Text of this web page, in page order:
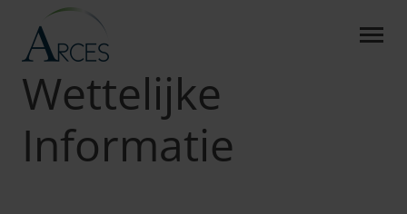
Skip to Main Content
WETTELIJKE INFORMATIE
Arces Wettelijke Informatie
Wettelijke
Informatie